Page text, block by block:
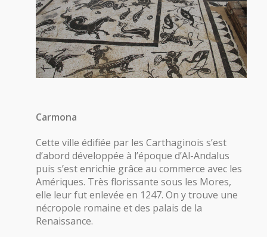
Carmona
Cette ville édifiée par les Carthaginois s’est
d’abord développée à l’époque d’Al-Andalus
puis s’est enrichie grâce au commerce avec les
Amériques. Très florissante sous les Mores,
elle leur fut enlevée en 1247. On y trouve une
nécropole romaine et des palais de la
Renaissance.